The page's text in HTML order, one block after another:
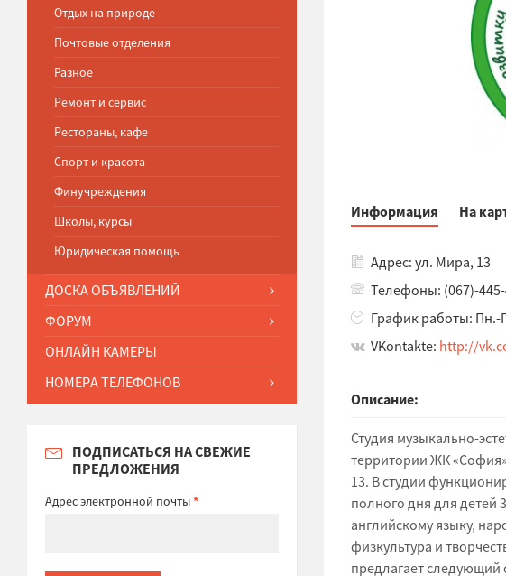
Информация На
Адрес: ул. Мира, 13
Телефоны: (067)-
График работы: Пн.-
VKontakte: http://
Описание:
Студия музыкально-
территории ЖК
13. В студии
полного дня для детей
английскому языку,
физкультура и
предлагает следующий
Отдых на природе
Почтовые отделения
Разное
Ремонт и сервис
Рестораны, кафе
Спорт и красота
Финучреждения
Школы, курсы
Юридическая помощь
ДОСКА ОБЪЯВЛЕНИЙ
ФОРУМ
ОНЛАЙН КАМЕРЫ
НОМЕРА ТЕЛЕФОНОВ
ПОДПИСАТЬСЯ НА СВЕЖИЕ
ПРЕДЛОЖЕНИЯ
Адрес электронной почты*